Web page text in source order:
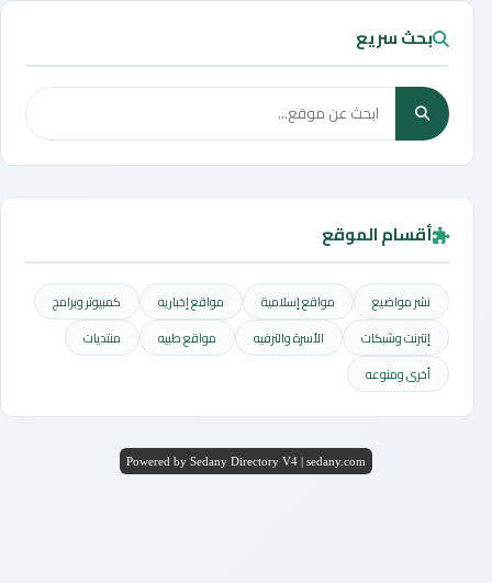
بحث سريع
أقسام الموقع
نشر مواضيع مواقع إسلامية مواقع إخباريه
كمبيوتر وبرامج
إنترنت وشبكات
الأسرة والترفيه مواقع طبيه
منتديات
أخرى ومنوعه
Powered by Sedany Directory V4 | sedany.com